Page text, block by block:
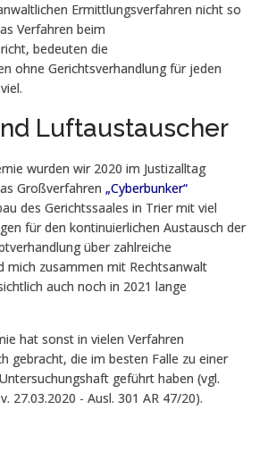
Ermittlungsverfahren nicht so
Verfahren beim
bedeuten die
ohne Gerichtsverhandlung für jeden
Luftaustauscher
wurden wir 2020 im Justizalltag
Großverfahren „Cyberbunker“
des Gerichtssaales in Trier mit viel
für den kontinuierlichen Austausch der
über zahlreiche
mich zusammen mit Rechtsanwalt
auch noch in 2021 lange
hat sonst in vielen Verfahren
gebracht, die im besten Falle zu einer
geführt haben (vgl.
27.03.2020 - Ausl. 301 AR 47/20).